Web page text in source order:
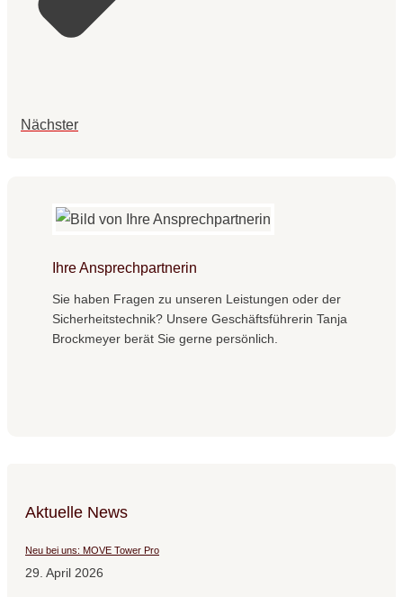
Nächster
Ihre Ansprechpartnerin
Sie haben Fragen zu unseren Leistungen oder der
Sicherheitstechnik? Unsere Geschäftsführerin Tanja
Brockmeyer berät Sie gerne persönlich.
Aktuelle News
Neu bei uns: MOVE Tower Pro
29. April 2026